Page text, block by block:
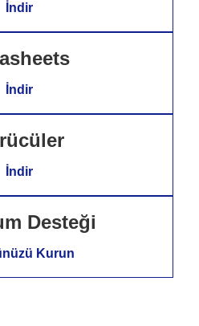
İndir
İndir
İndir
Desteği
Kurun